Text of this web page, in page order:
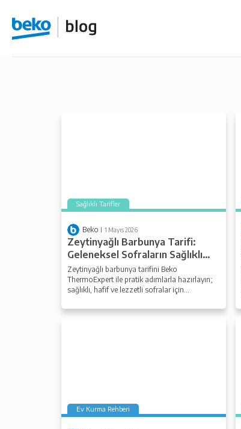
Sağlıklı Tarifler
Zeytinyağlı Barbunya Tarifi:
Geleneksel Sofraların Sağlıklı
Klasiği
Zeytinyağlı barbunya tarifini Beko
ThermoExpert ile pratik adımlarla hazırlayın;
sağlıklı, hafif ve lezzetli sofralar için
Beko 1 Mayıs 2026
Ev Kurma Rehberi